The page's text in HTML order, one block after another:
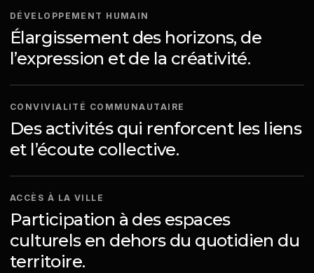
DÉVELOPPEMENT HUMAIN
Élargissement des horizons, de
l’expression et de la créativité.
CONVIVIALITÉ COMMUNAUTAIRE
Des activités qui renforcent les liens
et l’écoute collective.
ACCÈS À LA VILLE
Participation à des espaces
culturels en dehors du quotidien du
territoire.